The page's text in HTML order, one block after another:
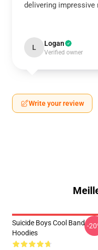
delivering
L Logan
Verified owner
Write your review
Suicide Boys Cool Band
Hoodies
-